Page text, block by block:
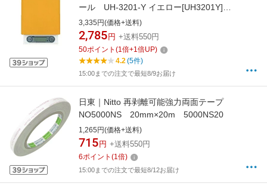
ール UH-3201-Y イエロー[UH3201Y]
【rb_pcp】
3,335円(価格+送料)
2,785 円 +送料550円
50ポイント (1倍+1倍UP)
4.2(5件)
15:00までの注文で最短8/9お届け
日東｜Nitto 再剥離可能強力両面テープ
NO5000NS 20mm×20m 5000NS20
1,265円(価格+送料)
715 円 +送料550円
6ポイント (1倍)
15:00までの注文で最短8/12お届け